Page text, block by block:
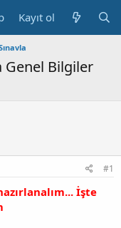
Kayıt ol
Genel Bilgiler
#1
İşte